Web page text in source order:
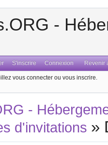
-
S'inscrire Connexion Revenir
vous connecter ou vous inscrire.
-
d'invitations »